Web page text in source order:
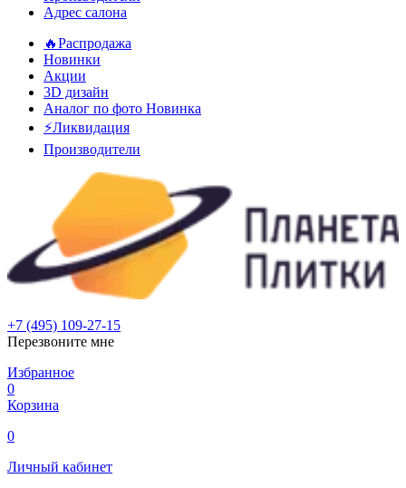
Адрес салона
🔥Распродажа
Новинки
Акции
3D дизайн
Аналог по фото Новинка
⚡Ликвидация
Производители
+7 (495) 109-27-15
Перезвоните мне
Избранное
0
Корзина
0
Личный кабинет